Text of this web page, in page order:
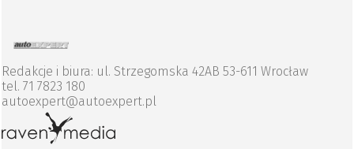
Redakcje i biura: ul. Strzegomska 42AB 53-611 Wrocław
tel. 71 7823 180
autoexpert@autoexpert.pl